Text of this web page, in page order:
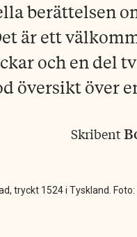
berättelsen
är ett
och en del
översikt över
Skribent
tryckt 1524 i Tyskland.